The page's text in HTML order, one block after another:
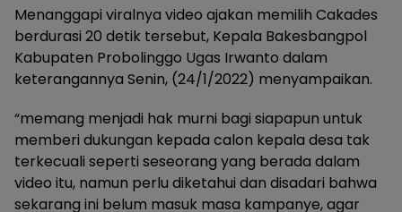
Menanggapi viralnya video ajakan memilih Cakades
berdurasi 20 detik tersebut, Kepala Bakesbangpol
Kabupaten Probolinggo Ugas Irwanto dalam
keterangannya Senin, (24/1/2022) menyampaikan.
“memang menjadi hak murni bagi siapapun untuk
memberi dukungan kepada calon kepala desa tak
terkecuali seperti seseorang yang berada dalam
video itu, namun perlu diketahui dan disadari bahwa
sekarang ini belum masuk masa kampanye, agar